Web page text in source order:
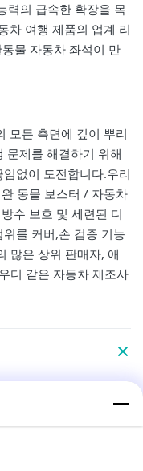
력의 급속한 확장을 목
차 여행 제품의 업계 리
물 자동차 좌석이 만
모든 측면에 깊이 뿌리
문제를 해결하기 위해
없이 도전합니다.우리
동물 보스터 / 자동차
수 보호 및 세련된 디
를 커버,손 검증 기능
많은 상위 판매자, 애
디 같은 자동차 제조사